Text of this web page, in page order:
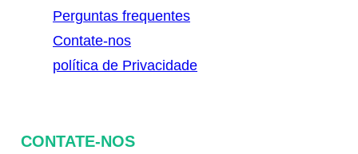
Perguntas frequentes
Contate-nos
política de Privacidade
CONTATE-NOS